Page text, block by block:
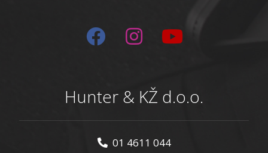
Hunter & KŽ d.o.o.
01 4611 044